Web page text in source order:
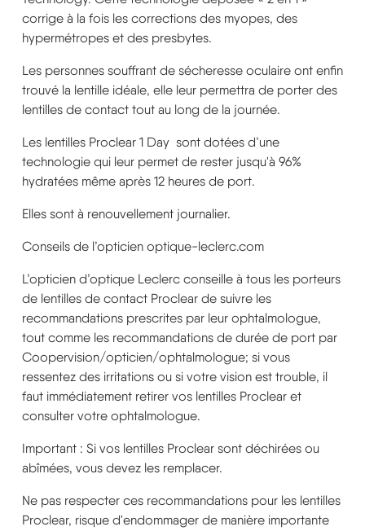
corrige à la fois les corrections des myopes, des
hypermétropes et des presbytes.
Les personnes souffrant de sécheresse oculaire ont enfin
trouvé la lentille idéale, elle leur permettra de porter des
lentilles de contact tout au long de la journée.
Les lentilles Proclear 1 Day sont dotées d’une
technologie qui leur permet de rester jusqu'à 96%
hydratées même après 12 heures de port.
Elles sont à renouvellement journalier.
Conseils de l’opticien optique-leclerc.com
L’opticien d’optique Leclerc conseille à tous les porteurs
de lentilles de contact Proclear de suivre les
recommandations prescrites par leur ophtalmologue,
tout comme les recommandations de durée de port par
Coopervision/opticien/ophtalmologue; si vous
ressentez des irritations ou si votre vision est trouble, il
faut immédiatement retirer vos lentilles Proclear et
consulter votre ophtalmologue.
Important : Si vos lentilles Proclear sont déchirées ou
abîmées, vous devez les remplacer.
Ne pas respecter ces recommandations pour les lentilles
Proclear, risque d'endommager de manière importante